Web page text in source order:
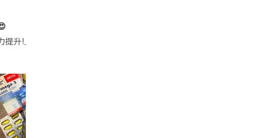
帶的行動電源機身已標示「10000mAh」，卻仍被要求當場丟
提升!｣ 長時間對住電腦､剪片寫稿,成日覺得眼睛乾澀､腦袋好似｢斷